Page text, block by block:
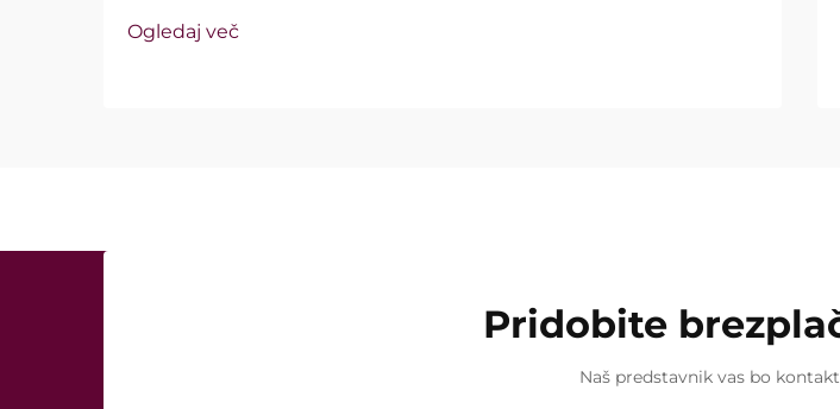
te funkcije sploh obstajajo, temveč kako natančno delujejo
Ogledaj več
Pridobite
Naš predstavnik vas bo